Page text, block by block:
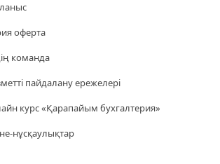
оферта
команда
пайдалану ережелері
курс «Қарапайым бухгалтерия»
нұсқаулықтар